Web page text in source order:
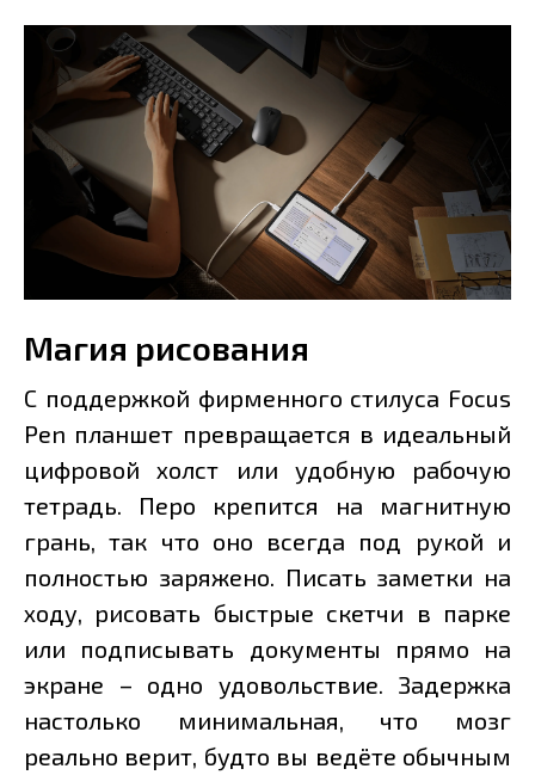
Магия рисования
С поддержкой фирменного стилуса Focus
Pen планшет превращается в идеальный
цифровой холст или удобную рабочую
тетрадь. Перо крепится на магнитную
грань, так что оно всегда под рукой и
полностью заряжено. Писать заметки на
ходу, рисовать быстрые скетчи в парке
или подписывать документы прямо на
экране – одно удовольствие. Задержка
настолько минимальная, что мозг
реально верит, будто вы ведёте обычным